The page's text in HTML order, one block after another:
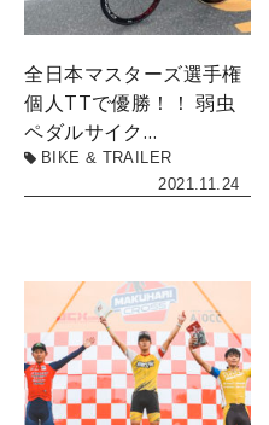
全日本マスターズ選手権
個人TTで優勝！！ 弱虫
ペダルサイク…
BIKE & TRAILER
2021.11.24